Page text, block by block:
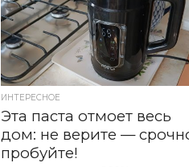
ИНТЕРЕСНОЕ
Эта паста отмоет весь
дом: не верите —
пробуйте!